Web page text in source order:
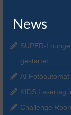
News
SUPER-
gestartet
AI
KIDS Lasertag
Challenge